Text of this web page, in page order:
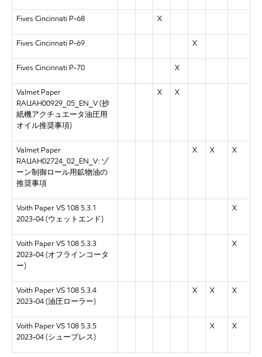
Fives Cincinnati P-68 X
Fives Cincinnati P-69 X
Fives Cincinnati P-70 X
Valmet Paper
RAUAH00929_05_EN_V (抄
紙機アクチュエータ油圧用
オイル推奨事項)
X X
Valmet Paper
RAUAH02724_02_EN_V: ゾ
ーン制御ロール用鉱物油の
推奨事項
X X X
Voith Paper VS 108 5.3.1
2023-04 (ウェットエンド)
X
Voith Paper VS 108 5.3.3
2023-04 (オフラインコータ
ー)
X
Voith Paper VS 108 5.3.4
2023-04 (油圧ローラー)
X X X
Voith Paper VS 108 5.3.5
2023-04 (シュープレス)
X X